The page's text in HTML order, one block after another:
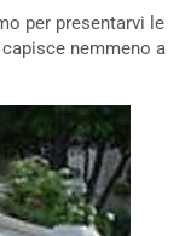
per presentarvi le
nemmeno a